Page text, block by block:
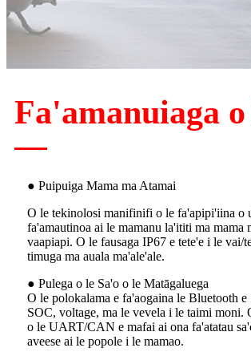
Fa'amanuiaga
● Puipuiga Mama ma Atamai
O le tekinolosi manifinifi o le fa'apipi'iina o
fa'amautinoa ai le mamanu la'ititi ma mama
vaapiapi. O le fausaga IP67 e tete'e i le vai/
timuga ma auala ma'ale'ale.
● Pulega o le Sa'o o le Matāgaluega
O le polokalama e fa'aogaina le Bluetooth e
SOC, voltage, ma le vevela i le taimi moni.
o le UART/CAN e mafai ai ona fa'atatau
aveese ai le popole i le mamao.